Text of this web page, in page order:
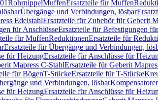
RohrnippelMuffenErsatzteile für Muffen
Übergänge und Verbindungen, lösbar
EdelstahlErsatzteile für Zubehör für Geberit
für AnschlüsseErsatzteile für Befestigungen
für MuffenReduktionenErsatzteile für
Ersatzteile für Übergänge und Verbindungen,
für HeizungErsatzteile für Anschlüsse für
Mapress C-StahlErsatzteile für Geberit
für BögenT-StückeErsatzteile für T-Stücke
und Verbindungen, lösbar
für HeizungErsatzteile für Anschlüsse für